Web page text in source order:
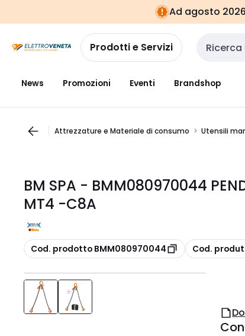
navigazionealla
pagina
Ad agosto
Prodotti e Servizi Cerca input
News Promozioni Eventi Brandshop
Attrezzature e Materiale di consumo Utensili
BM SPA - BMM080970044
MT4 -C8A
copia
Cod. prodotto BMM080970044 copia
Cod.